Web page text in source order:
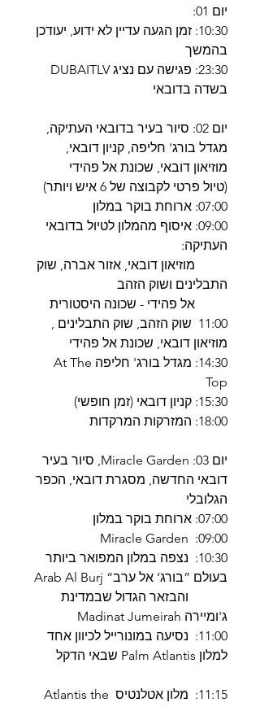
יום 01:
10:30: זמן הגעה עדיין לא ידוע, יעודכן
בהמשך
23:30: פגישה עם נציג DUBAITLV
בשדה בדובאי
יום 02: סיור בעיר בדובאי העתיקה,
מגדל בורג' חליפה, קניון דובאי,
מוזיאון דובאי, שכונת אל פהידי
(טיול פרטי לקבוצה של 6 איש ויותר)
07:00: ארוחת בוקר במלון
09:00: איסוף מהמלון לטיול בדובאי
העתיקה:
מוזיאון דובאי, אזור אברה, שוק
התבלינים ושוק הזהב
אל פהידי - שכונה היסטורית
11:00 שוק הזהב, שוק התבלינים ,
מוזיאון דובאי, שכונת אל פהידי
14:30: מגדל בורג' חליפה At The
Top
15:30: קניון דובאי (זמן חופשי)
18:00: המזרקות המרקדות
יום 03: Miracle Garden, סיור בעיר
דובאי החדשה, מסגרת דובאי, הכפר
הגלובלי
07:00: ארוחת בוקר במלון
09:00: Miracle Garden
10:30: נצפה במלון המפואר ביותר
בעולם ”בורג‘ אל ערב“ Arab Al Burj
והבזאר הגדול שבמדינת
ג'ומיירה Madinat Jumeirah
11:00: נסיעה במונורייל לכיוון אחד
למלון Palm Atlantis שבאי הדקל
11:15: מלון אטלנטיס Atlantis the